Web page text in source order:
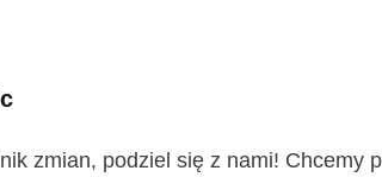
zmian, podziel się z nami! Chcemy